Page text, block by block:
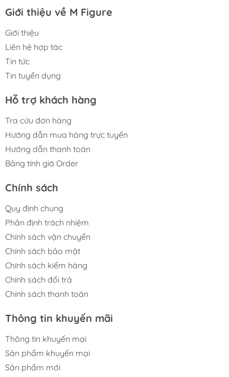
Giới thiệu về M Figure
Giới thiệu
Liên hệ hợp tác
Tin tức
Tin tuyển dụng
Hỗ trợ khách hàng
Tra cứu đơn hàng
Hướng dẫn mua hàng trực tuyến
Hướng dẫn thanh toán
Bảng tính giá Order
Chính sách
Quy định chung
Phân định trách nhiệm
Chính sách vận chuyển
Chính sách bảo mật
Chính sách kiểm hàng
Chính sách đổi trả
Chính sách thanh toán
Thông tin khuyến mãi
Thông tin khuyến mại
Sản phẩm khuyến mại
Sản phẩm mới